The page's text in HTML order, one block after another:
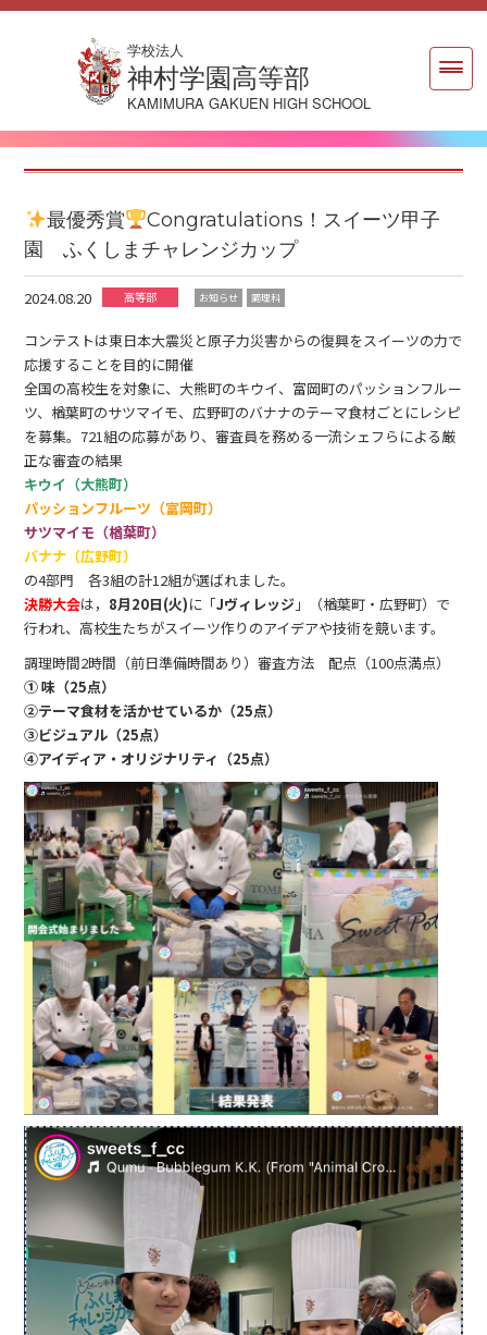
学校法人
神村学園高等部
KAMIMURA GAKUEN HIGH SCHOOL
最優秀賞
Congratulations！スイーツ甲子
園 ふくしまチャレンジカップ
2024.08.20 高等部 お知らせ 調理科
コンテストは東日本大震災と原子力災害からの復興をスイーツの力で
応援することを目的に開催
全国の高校生を対象に、大熊町のキウイ、富岡町のパッションフルー
ツ、楢葉町のサツマイモ、広野町のバナナのテーマ食材ごとにレシピ
を募集。721組の応募があり、審査員を務める一流シェフらによる厳
正な審査の結果
キウイ（大熊町）
パッションフルーツ（富岡町）
サツマイモ（楢葉町）
バナナ（広野町）
の4部門 各3組の計12組が選ばれました。
決勝大会は， 8月20日(火)に「Jヴィレッジ 」（楢葉町・広野町）で
行われ、高校生たちがスイーツ作りのアイデアや技術を競います。
調理時間2時間（前日準備時間あり）審査方法 配点（100点満点）
① 味（25点）
②テーマ食材を活かせているか（25点）
③ビジュアル（25点）
④アイディア・オリジナリティ（25点）